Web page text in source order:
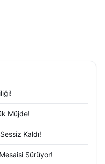
Müjde!
Kaldı!
Sürüyor!